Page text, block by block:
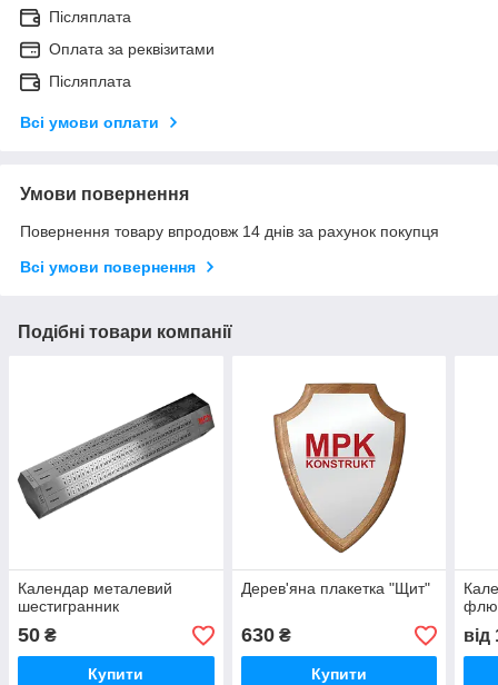
Післяплата
Оплата за реквізитами
Післяплата
Всі умови оплати
Умови повернення
Повернення товару впродовж 14 днів за рахунок покупця
Всі умови повернення
Подібні товари компанії
Календар металевий
шестигранник
50 ₴
Купити
Дерев'яна плакетка "Щит"
630₴
Купити
від